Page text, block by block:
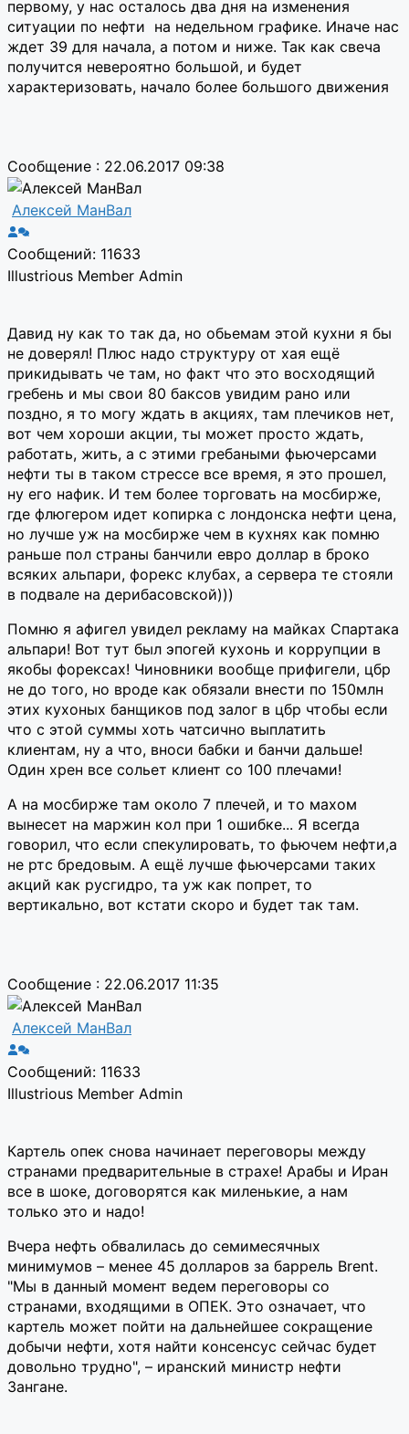
первому, у нас осталось два дня на изменения
ситуации по нефти на недельном графике. Иначе нас
ждет 39 для начала, а потом и ниже. Так как свеча
получится невероятно большой, и будет
характеризовать, начало более большого движения
Сообщение : 22.06.2017 09:38
Алексей МанВал
Сообщений: 11633
Illustrious Member Admin
Давид ну как то так да, но обьемам этой кухни я бы
не доверял! Плюс надо структуру от хая ещё
прикидывать че там, но факт что это восходящий
гребень и мы свои 80 баксов увидим рано или
поздно, я то могу ждать в акциях, там плечиков нет,
вот чем хороши акции, ты может просто ждать,
работать, жить, а с этими гребаными фьючерсами
нефти ты в таком стрессе все время, я это прошел,
ну его нафик. И тем более торговать на мосбирже,
где флюгером идет копирка с лондонска нефти цена,
но лучше уж на мосбирже чем в кухнях как помню
раньше пол страны банчили евро доллар в броко
всяких альпари, форекс клубах, а сервера те стояли
в подвале на дерибасовской)))
Помню я афигел увидел рекламу на майках Спартака
альпари! Вот тут был эпогей кухонь и коррупции в
якобы форексах! Чиновники вообще прифигели, цбр
не до того, но вроде как обязали внести по 150млн
этих кухоных банщиков под залог в цбр чтобы если
что с этой суммы хоть чатсично выплатить
клиентам, ну а что, вноси бабки и банчи дальше!
Один хрен все сольет клиент со 100 плечами!
А на мосбирже там около 7 плечей, и то махом
вынесет на маржин кол при 1 ошибке... Я всегда
говорил, что если спекулировать, то фьючем нефти,а
не ртс бредовым. А ещё лучше фьючерсами таких
акций как русгидро, та уж как попрет, то
вертикально, вот кстати скоро и будет так там.
Сообщение : 22.06.2017 11:35
Алексей МанВал
Сообщений: 11633
Illustrious Member Admin
Картель опек снова начинает переговоры между
странами предварительные в страхе! Арабы и Иран
все в шоке, договорятся как миленькие, а нам
только это и надо!
Вчера нефть обвалилась до семимесячных
минимумов – менее 45 долларов за баррель Brent.
"Мы в данный момент ведем переговоры со
странами, входящими в ОПЕК. Это означает, что
картель может пойти на дальнейшее сокращение
добычи нефти, хотя найти консенсус сейчас будет
довольно трудно", – иранский министр нефти
Зангане.